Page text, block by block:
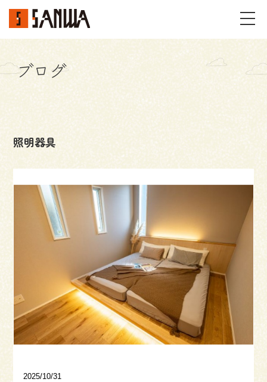
イベント・見学会
事例
お客様の声
三和建設の強み
リフォーム
会社概要
採用情報
ブログ
照明器具
2025/10/31